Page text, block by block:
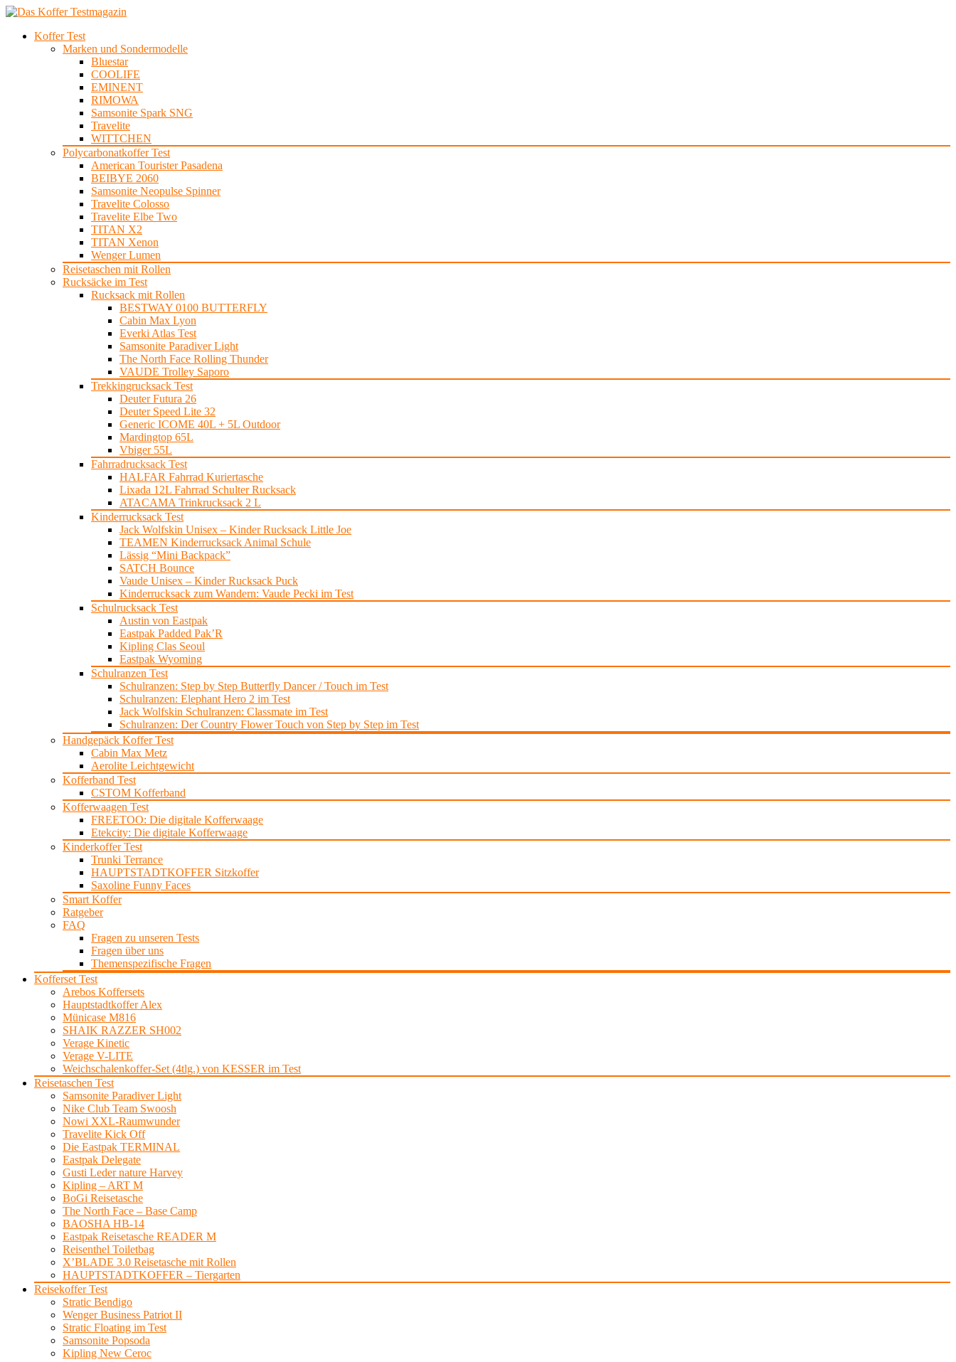
Koffer Test
Marken und Sondermodelle
Bluestar
COOLIFE
EMINENT
RIMOWA
Samsonite Spark SNG
Travelite
WITTCHEN
Polycarbonatkoffer Test
American Tourister Pasadena
BEIBYE 2060
Samsonite Neopulse Spinner
Travelite Colosso
Travelite Elbe Two
TITAN X2
TITAN Xenon
Wenger Lumen
Reisetaschen mit Rollen
Rucksäcke im Test
Rucksack mit Rollen
BESTWAY 0100 BUTTERFLY
Cabin Max Lyon
Everki Atlas Test
Samsonite Paradiver Light
The North Face Rolling Thunder
VAUDE Trolley Saporo
Trekkingrucksack Test
Deuter Futura 26
Deuter Speed Lite 32
Generic ICOME 40L + 5L Outdoor
Mardingtop 65L
Vbiger 55L
Fahrradrucksack Test
HALFAR Fahrrad Kuriertasche
Lixada 12L Fahrrad Schulter Rucksack
ATACAMA Trinkrucksack 2 L
Kinderrucksack Test
Jack Wolfskin Unisex – Kinder Rucksack Little Joe
TEAMEN Kinderrucksack Animal Schule
Lässig “Mini Backpack”
SATCH Bounce
Vaude Unisex – Kinder Rucksack Puck
Kinderrucksack zum Wandern: Vaude Pecki im Test
Schulrucksack Test
Austin von Eastpak
Eastpak Padded Pak’R
Kipling Clas Seoul
Eastpak Wyoming
Schulranzen Test
Schulranzen: Step by Step Butterfly Dancer / Touch im Test
Schulranzen: Elephant Hero 2 im Test
Jack Wolfskin Schulranzen: Classmate im Test
Schulranzen: Der Country Flower Touch von Step by Step im Test
Handgepäck Koffer Test
Cabin Max Metz
Aerolite Leichtgewicht
Kofferband Test
CSTOM Kofferband
Kofferwaagen Test
FREETOO: Die digitale Kofferwaage
Etekcity: Die digitale Kofferwaage
Kinderkoffer Test
Trunki Terrance
HAUPTSTADTKOFFER Sitzkoffer
Saxoline Funny Faces
Smart Koffer
Ratgeber
FAQ
Fragen zu unseren Tests
Fragen über uns
Themenspezifische Fragen
Kofferset Test
Arebos Koffersets
Hauptstadtkoffer Alex
Münicase M816
SHAIK RAZZER SH002
Verage Kinetic
Verage V-LITE
Weichschalenkoffer-Set (4tlg.) von KESSER im Test
Reisetaschen Test
Samsonite Paradiver Light
Nike Club Team Swoosh
Nowi XXL-Raumwunder
Travelite Kick Off
Die Eastpak TERMINAL
Eastpak Delegate
Gusti Leder nature Harvey
Kipling – ART M
BoGi Reisetasche
The North Face – Base Camp
BAOSHA HB-14
Eastpak Reisetasche READER M
Reisenthel Toiletbag
X’BLADE 3.0 Reisetasche mit Rollen
HAUPTSTADTKOFFER – Tiergarten
Reisekoffer Test
Stratic Bendigo
Wenger Business Patriot II
Stratic Floating im Test
Samsonite Popsoda
Kipling New Ceroc